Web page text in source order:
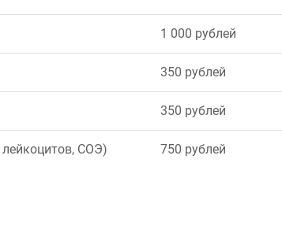
1 000 рублей
350 рублей
350 рублей
лейкоцитов, СОЭ) 750 рублей